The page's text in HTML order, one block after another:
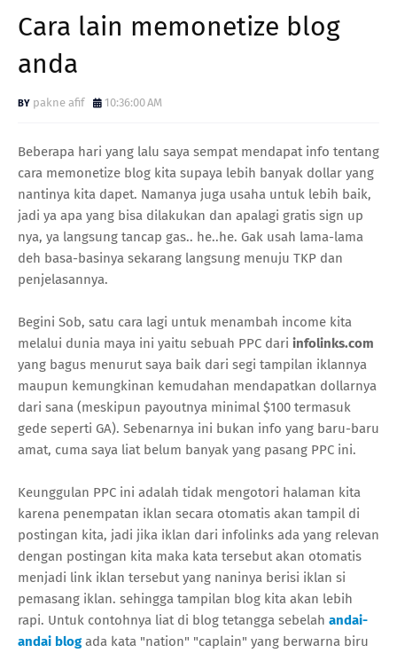
Cara lain memonetize blog
anda
pakne afif 10:36:00 AM
Beberapa hari yang lalu saya sempat mendapat info tentang
cara memonetize blog kita supaya lebih banyak dollar yang
nantinya kita dapet. Namanya juga usaha untuk lebih baik,
jadi ya apa yang bisa dilakukan dan apalagi gratis sign up
nya, ya langsung tancap gas.. he..he. Gak usah lama-lama
deh basa-basinya sekarang langsung menuju TKP dan
penjelasannya.
Begini Sob, satu cara lagi untuk menambah income kita
melalui dunia maya ini yaitu sebuah PPC dari infolinks.com
yang bagus menurut saya baik dari segi tampilan iklannya
maupun kemungkinan kemudahan mendapatkan dollarnya
dari sana (meskipun payoutnya minimal $100 termasuk
gede seperti GA). Sebenarnya ini bukan info yang baru-baru
amat, cuma saya liat belum banyak yang pasang PPC ini.
Keunggulan PPC ini adalah tidak mengotori halaman kita
karena penempatan iklan secara otomatis akan tampil di
postingan kita, jadi jika iklan dari infolinks ada yang relevan
dengan postingan kita maka kata tersebut akan otomatis
menjadi link iklan tersebut yang naninya berisi iklan si
pemasang iklan. sehingga tampilan blog kita akan lebih
rapi. Untuk contohnya liat di blog tetangga sebelah andai-
andai blogada kata "nation" "caplain" yang berwarna biru